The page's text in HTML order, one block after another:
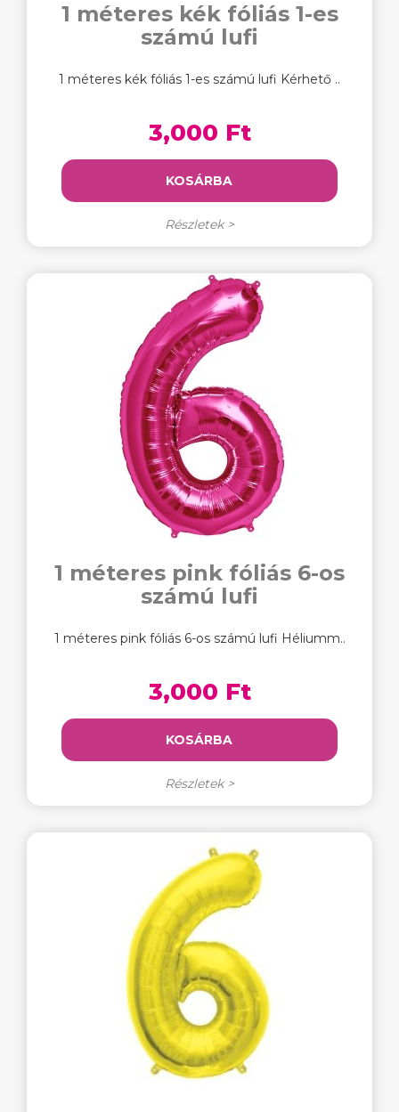
1 méteres kék fóliás 1-es
számú lufi
1 méteres kék fóliás 1-es számú lufi Kérhető ..
3,000 Ft
KOSÁRBA
Részletek >
1 méteres pink fóliás 6-os
számú lufi
1 méteres pink fóliás 6-os számú lufi Héliumm..
3,000 Ft
KOSÁRBA
Részletek >